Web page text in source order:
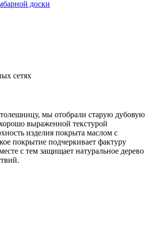
сетях
мы отобрали старую дубовую
выраженной текстурой
изделия покрыта маслом с
покрытие подчеркивает фактуру
с тем защищает натуральное дерево